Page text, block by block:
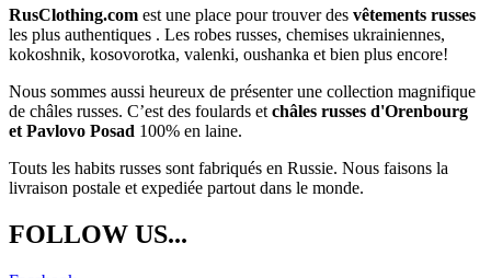
RusClothing.com est une place pour trouver des vêtements russes
les plus authentiques . Les robes russes, chemises ukrainiennes,
kokoshnik, kosovorotka, valenki, oushanka et bien plus encore!
Nous sommes aussi heureux de présenter une collection magnifique
de châles russes. C’est des foulards et châles russes d'Orenbourg
et Pavlovo Posad 100% en laine.
Touts les habits russes sont fabriqués en Russie. Nous faisons la
livraison postale et expediée partout dans le monde.
FOLLOW US...